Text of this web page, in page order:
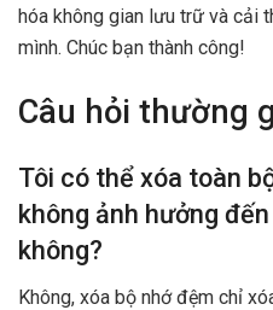
hóa không gian lưu trữ và cải
mình. Chúc bạn thành công!
Câu hỏi thường
Tôi có thể xóa toàn
không ảnh hưởng
không?
Không, xóa bộ nhớ đệm chỉ